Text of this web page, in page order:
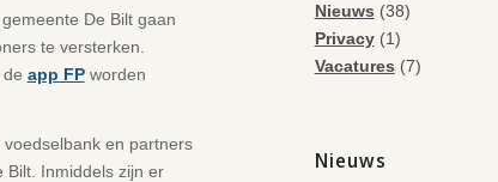
De Bilt gaan
te versterken.
app FPworden
en partners
Bilt. Inmiddels zijn er
Nieuws (38)
Privacy(1)
Vacatures (7)
Nieuws